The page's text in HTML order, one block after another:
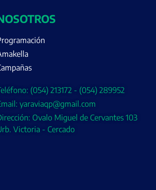
(054) 213172 - (054) 289952
yaraviaqp@gmail.com
Ovalo Miguel de Cervantes 103
Victoria - Cercado